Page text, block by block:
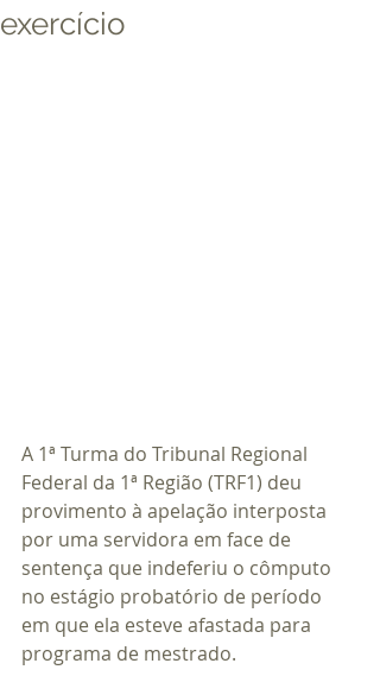
exercício
A 1ª Turma do Tribunal Regional
Federal da 1ª Região (TRF1) deu
provimento à apelação interposta
por uma servidora em face de
sentença que indeferiu o cômputo
no estágio probatório de período
em que ela esteve afastada para
programa de mestrado.